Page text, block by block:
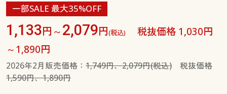
一部SALE 最大35%OFF
1,133円～2,079円(税込)
税抜価格 1,030円
～1,890円
2026年2月販売価格： 1,749円、2,079円(税込)税抜価格
1,590円、1,890円